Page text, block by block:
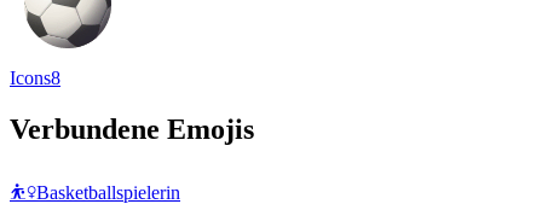
Icons8
Verbundene Emojis
⛹️‍♀️Basketballspielerin